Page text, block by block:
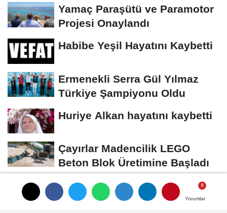
Yorumlar
Yorumlar
Yamaç Paraşütü ve Paramotor
Projesi Onaylandı
Habibe Yeşil Hayatını Kaybetti
Ermenekli Serra Gül Yılmaz
Türkiye Şampiyonu Oldu
Huriye Alkan hayatını kaybetti
Çayırlar Madencilik LEGO
Beton Blok Üretimine Başladı